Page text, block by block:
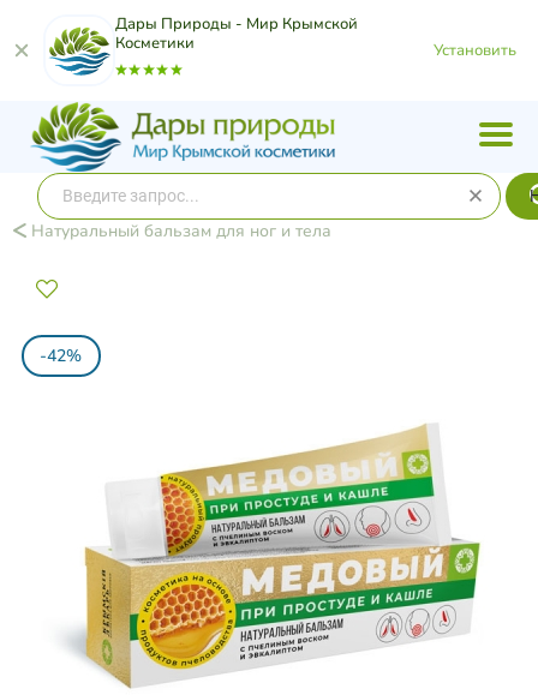
Дары Природы - Мир Крымской
Косметики
Установить
Натуральный бальзам для ног и тела
-42%